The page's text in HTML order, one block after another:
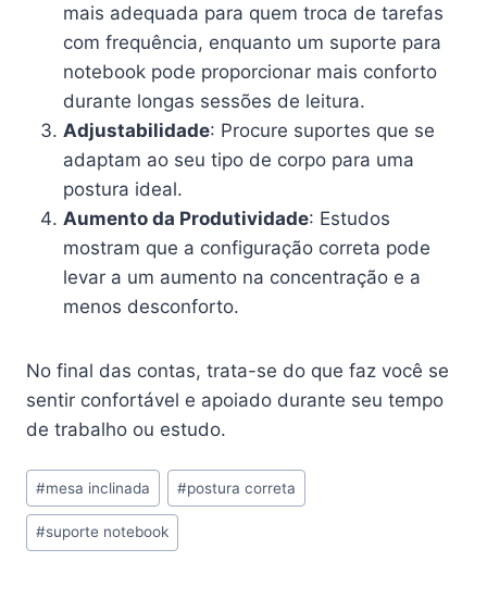
mais adequada para quem troca de tarefas
com frequência, enquanto um suporte para
notebook pode proporcionar mais conforto
durante longas sessões de leitura.
Adjustabilidade: Procure suportes que se
adaptam ao seu tipo de corpo para uma
postura ideal.
Aumento da Produtividade: Estudos
mostram que a configuração correta pode
levar a um aumento na concentração e a
menos desconforto.
No final das contas, trata-se do que faz você se
sentir confortável e apoiado durante seu tempo
de trabalho ou estudo.
Tags
do
Post:
#mesa inclinada #postura correta
#suporte notebook